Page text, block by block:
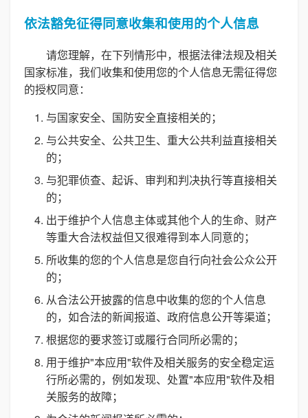
依法豁免征得同意收集和使用的个人信息
请您理解，在下列情形中，根据法律法规及相关
国家标准，我们收集和使用您的个人信息无需征得您
的授权同意：
与国家安全、国防安全直接相关的；
与公共安全、公共卫生、重大公共利益直接相关
的；
与犯罪侦查、起诉、审判和判决执行等直接相关
的；
出于维护个人信息主体或其他个人的生命、财产
等重大合法权益但又很难得到本人同意的；
所收集的您的个人信息是您自行向社会公众公开
的；
从合法公开披露的信息中收集的您的个人信息
的，如合法的新闻报道、政府信息公开等渠道；
根据您的要求签订或履行合同所必需的；
用于维护"本应用"软件及相关服务的安全稳定运
行所必需的，例如发现、处置"本应用"软件及相
关服务的故障；